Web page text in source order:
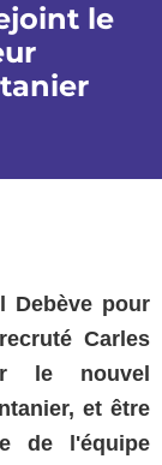
le
Debève pour
Carles
le nouvel
et être
de l'équipe